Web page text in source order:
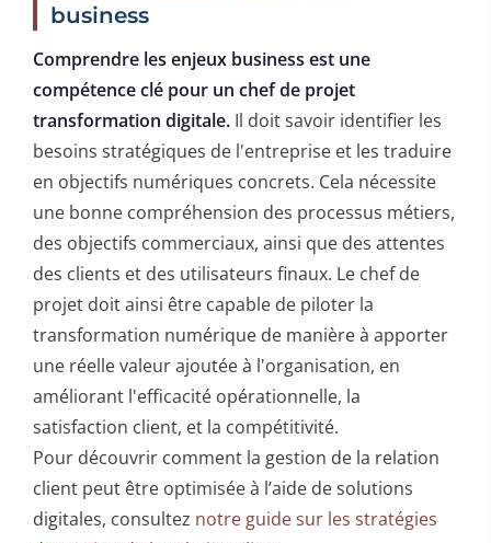
business
Comprendre les enjeux business est une
compétence clé pour un chef de projet
transformation digitale. Il doit savoir identifier les
besoins stratégiques de l'entreprise et les traduire
en objectifs numériques concrets. Cela nécessite
une bonne compréhension des processus métiers,
des objectifs commerciaux, ainsi que des attentes
des clients et des utilisateurs finaux. Le chef de
projet doit ainsi être capable de piloter la
transformation numérique de manière à apporter
une réelle valeur ajoutée à l'organisation, en
améliorant l'efficacité opérationnelle, la
satisfaction client, et la compétitivité.
Pour découvrir comment la gestion de la relation
client peut être optimisée à l’aide de solutions
digitales, consultez notre guide sur les stratégies